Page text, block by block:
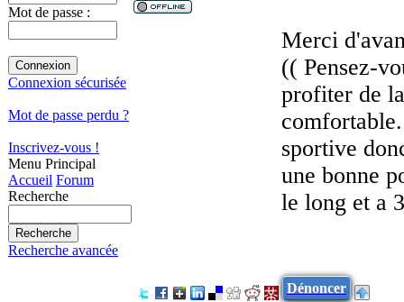
Mot de passe :
Connexion sécurisée
Mot de passe perdu ?
Inscrivez-vous !
Menu Principal
Accueil Forum
Recherche
Recherche avancée
Merci
(( Pensez-
profiter de
sportive
une bonne
le long et a
Dénoncer